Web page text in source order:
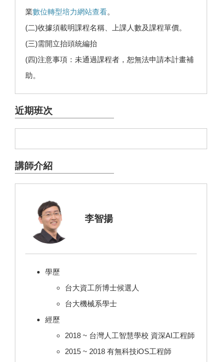
業數位轉型培力網站查看。
(二)收據須載明課程名稱、上課人數及課程單價。
(三)需開立抬頭統編抬
(四)注意事項：未通過課程者，恕無法申請本計畫補
助。
近期班次
講師介紹
李智揚
學歷
台大資工所博士候選人
台大機械系學士
經歷
2018 ~ 台灣人工智慧學校 資深AI工程師
2015 ~ 2018 有無科技iOS工程師